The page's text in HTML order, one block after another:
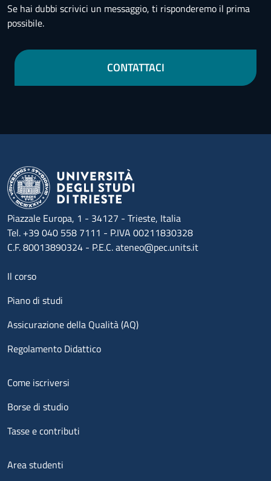
Se hai dubbi scrivici un messaggio, ti risponderemo il prima
possibile.
CONTATTACI
Piazzale Europa, 1 - 34127 - Trieste, Italia
Tel. +39 040 558 7111 - P.IVA 00211830328
C.F. 80013890324 - P.E.C. ateneo@pec.units.it
Menu footer 1
Il corso
Piano di studi
Assicurazione della Qualità (AQ)
Regolamento Didattico
Menu footer 2
Come iscriversi
Borse di studio
Tasse e contributi
Menu footer 3
Area studenti